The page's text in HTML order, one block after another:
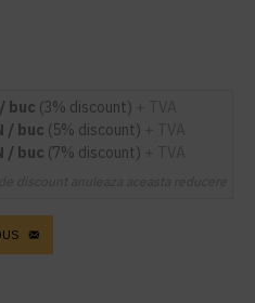
buc (3% discount)
/ buc (5% discount)
/ buc (7% discount)